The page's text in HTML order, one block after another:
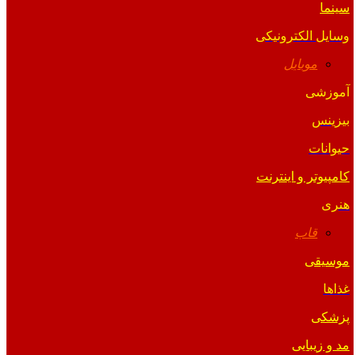
سینما
وسایل الکترونیکی
موبایل
آموزشی
بیزینس
حیوانات
کامپیوتر و اینترنت
هنری
قاب
موسیقی
غذاها
پزشکی
مد و زیبایی